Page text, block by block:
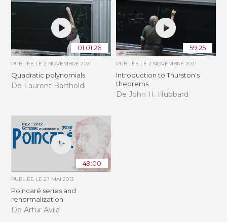
01:01:26
PUBLIÉE LE2 NOVEMBRE 2021
Quadratic polynomials
De Laurent Bartholdi
59:25
PUBLIÉE LE 2 NOVEMBRE 2021
Introduction to Thurston's
theorems
De John H. Hubbard
49:00
PUBLIÉE LE27 MAI 2013
Poincaré series and
renormalization
De Artur Avila